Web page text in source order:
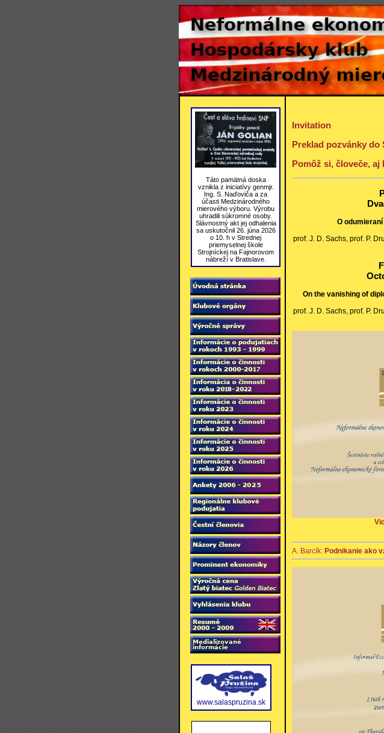
Táto pamätná doska
vznikla z iniciatívy genmjr.
Ing. S. Naďoviča a za
účasti Medzinárodného
mierového výboru. Výrobu
uhradili súkromné osoby.
Slávnostný akt jej odhalenia
sa uskutočnil 26. júna 2026
o 10. h v Strednej
priemyselnej škole
Strojníckej na Fajnorovom
nábreží v Bratislave.
www.salaspruzina.sk
Invitation
Preklad pozvánky do
Pomôž si, človeče, aj
O
prof. J. D. Sachs, prof. P.
On the vanishing of
prof. J. D. Sachs, prof. P.
A. Barcík: Podnikanie ako